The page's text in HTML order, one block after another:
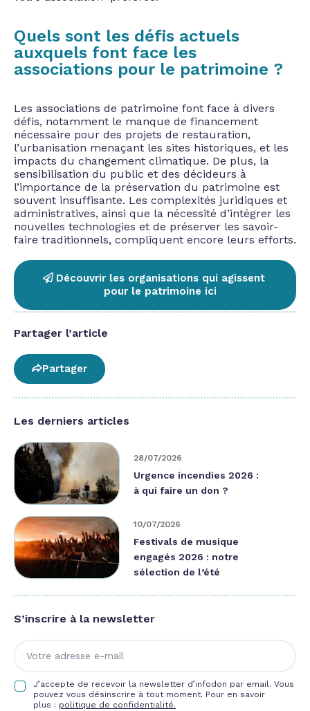
Quels sont les défis actuels
auxquels font face les
associations pour le patrimoine ?
Les associations de patrimoine font face à divers
défis, notamment le manque de financement
nécessaire pour des projets de restauration,
l’urbanisation menaçant les sites historiques, et les
impacts du changement climatique. De plus, la
sensibilisation du public et des décideurs à
l’importance de la préservation du patrimoine est
souvent insuffisante. Les complexités juridiques et
administratives, ainsi que la nécessité d’intégrer les
nouvelles technologies et de préserver les savoir-
faire traditionnels, compliquent encore leurs efforts.
Découvrir les organisations qui agissent
pour le patrimoine ici
Partager l’article
Partager
Les derniers articles
28/07/2026
Urgence incendies 2026 :
à qui faire un don ?
10/07/2026
Festivals de musique
engagés 2026 : notre
sélection de l’été
S’inscrire à la newsletter
J’accepte de recevoir la newsletter d’infodon par email. Vous
pouvez vous désinscrire à tout moment. Pour en savoir
plus : politique de confidentialité.